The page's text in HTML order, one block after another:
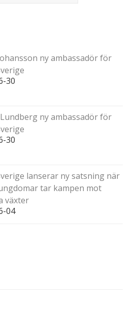
ny ambassadör för
30
ny ambassadör för
30
lanserar ny satsning när
tar kampen mot
växter
04